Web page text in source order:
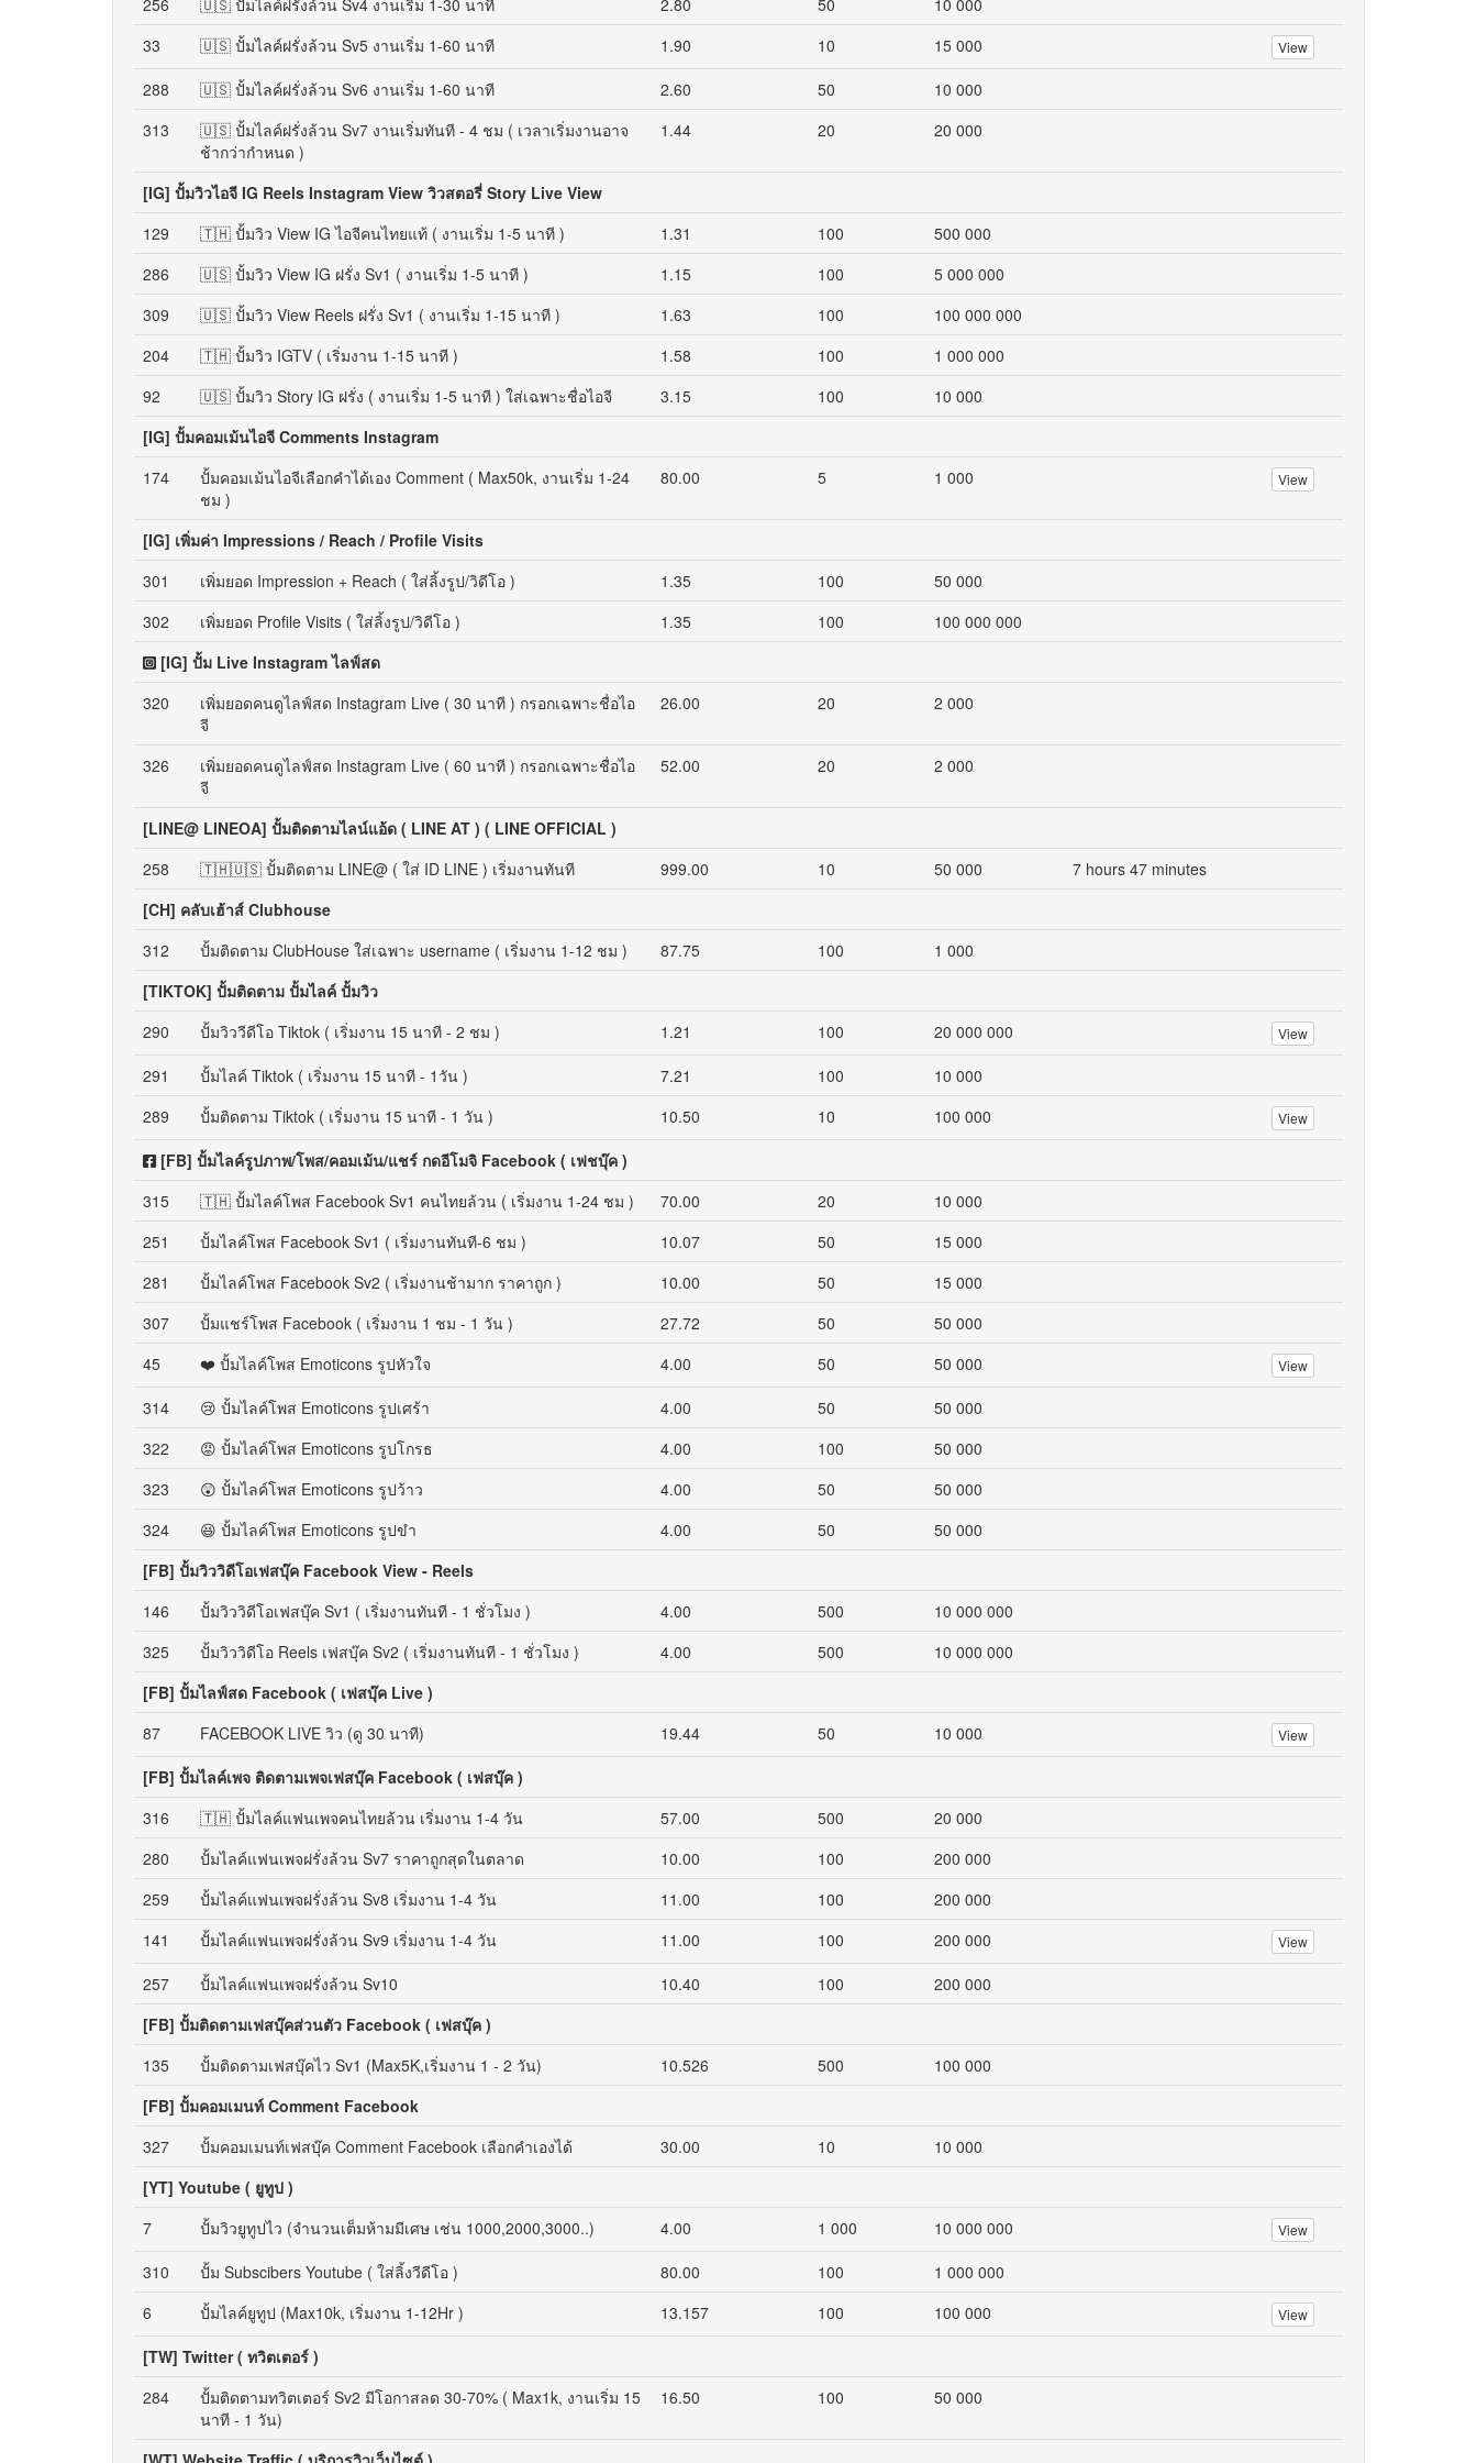
256
🇺🇸 ปั้มไลค์ฝรั่งล้วน Sv4 งานเริ่ม 1-30 นาที 2.80 50
10 000
33
🇺🇸 ปั้มไลค์ฝรั่งล้วน Sv5 งานเริ่ม 1-60 นาที 1.90 10 15 000 View
288 🇺🇸 ปั้มไลค์ฝรั่งล้วน Sv6 งานเริ่ม 1-60 นาที 2.60 50
10 000
313
🇺🇸 ปั้มไลค์ฝรั่งล้วน Sv7 งานเริ่มทันที - 4 ชม ( เวลาเริ่มงานอาจ
ช้ากว่ากำหนด )
1.44 20 20 000
[IG] ปั้มวิวไอจี IG Reels Instagram View วิวสตอรี่ Story Live View
129
🇹🇭 ปั้มวิว View IG ไอจีคนไทยแท้ ( งานเริ่ม 1-5 นาที ) 1.31 100
500 000
286
🇺🇸 ปั้มวิว View IG ฝรั่ง Sv1 ( งานเริ่ม 1-5 นาที ) 1.15 100
5 000 000
309
🇺🇸 ปั้มวิว View Reels ฝรั่ง Sv1 ( งานเริ่ม 1-15 นาที ) 1.63 100
100 000 000
204
🇹🇭 ปั้มวิว IGTV ( เริ่มงาน 1-15 นาที ) 1.58 100
1 000 000
92
🇺🇸 ปั้มวิว Story IG ฝรั่ง ( งานเริ่ม 1-5 นาที ) ใส่เฉพาะชื่อไอจี 3.15 100
10 000
[IG] ปั้มคอมเม้นไอจี Comments Instagram
174
ปั้มคอมเม้นไอจีเลือกคำได้เอง Comment ( Max50k, งานเริ่ม 1-24
ชม )
80.00 5 1 000 View
[IG] เพิ่มค่า Impressions / Reach / Profile Visits
301
เพิ่มยอด Impression + Reach ( ใส่ลิ้งรูป/วิดีโอ ) 1.35 100
50 000
302
เพิ่มยอด Profile Visits ( ใส่ลิ้งรูป/วิดีโอ ) 1.35 100
100 000 000
[IG] ปั้ม Live Instagram ไลฟ์สด
320
เพิ่มยอดคนดูไลฟ์สด Instagram Live ( 30 นาที ) กรอกเฉพาะชื่อไอ
จี
26.00 20 2 000
326
เพิ่มยอดคนดูไลฟ์สด Instagram Live ( 60 นาที ) กรอกเฉพาะชื่อไอ
จี
52.00 20 2 000
[LINE@ LINEOA] ปั้มติดตามไลน์แอ้ด ( LINE AT ) ( LINE OFFICIAL )
258
🇹🇭🇺🇸 ปั้มติดตาม LINE@ ( ใส่ ID LINE ) เริ่มงานทันที 999.00 10 50 000
7 hours 47 minutes
[CH] คลับเฮ้าส์ Clubhouse
312
ปั้มติดตาม ClubHouse ใส่เฉพาะ username ( เริ่มงาน 1-12 ชม ) 87.75 100
1 000
[TIKTOK] ปั้มติดตาม ปั้มไลค์ ปั้มวิว
290
ปั้มวิววีดีโอ Tiktok ( เริ่มงาน 15 นาที - 2 ชม ) 1.21 100 20 000 000 View
291 ปั้มไลค์ Tiktok ( เริ่มงาน 15 นาที - 1วัน ) 7.21 100
10 000
289
ปั้มติดตาม Tiktok ( เริ่มงาน 15 นาที - 1 วัน ) 10.50 10 100 000 View
[FB] ปั้มไลค์รูปภาพ/โพส/คอมเม้น/แชร์ กดอีโมจิ Facebook ( เฟชบุ๊ค )
315
🇹🇭 ปั้มไลค์โพส Facebook Sv1 คนไทยล้วน ( เริ่มงาน 1-24 ชม ) 70.00 20
10 000
251
ปั้มไลค์โพส Facebook Sv1 ( เริ่มงานทันที-6 ชม ) 10.07 50
15 000
281
ปั้มไลค์โพส Facebook Sv2 ( เริ่มงานช้ามาก ราคาถูก ) 10.00 50
15 000
307
ปั้มแชร์โพส Facebook ( เริ่มงาน 1 ชม - 1 วัน ) 27.72 50
50 000
45
❤️ ปั้มไลค์โพส Emoticons รูปหัวใจ 4.00 50 50 000 View
314 😢 ปั้มไลค์โพส Emoticons รูปเศร้า 4.00 50
50 000
322
😡 ปั้มไลค์โพส Emoticons รูปโกรธ 4.00 100
50 000
323
😲 ปั้มไลค์โพส Emoticons รูปว้าว 4.00 50
50 000
324
😆 ปั้มไลค์โพส Emoticons รูปขำ 4.00 50
50 000
[FB] ปั้มวิววิดีโอเฟสบุ๊ค Facebook View - Reels
146
ปั้มวิววิดีโอเฟสบุ๊ค Sv1 ( เริ่มงานทันที - 1 ชั่วโมง ) 4.00 500
10 000 000
325
ปั้มวิววิดีโอ Reels เฟสบุ๊ค Sv2 ( เริ่มงานทันที - 1 ชั่วโมง ) 4.00 500
10 000 000
[FB] ปั้มไลฟ์สด Facebook ( เฟสบุ๊ค Live )
87
FACEBOOK LIVE วิว (ดู 30 นาที) 19.44 50 10 000 View
[FB] ปั้มไลค์เพจ ติดตามเพจเฟสบุ๊ค Facebook ( เฟสบุ๊ค )
316
🇹🇭 ปั้มไลค์แฟนเพจคนไทยล้วน เริ่มงาน 1-4 วัน 57.00 500
20 000
280
ปั้มไลค์แฟนเพจฝรั่งล้วน Sv7 ราคาถูกสุดในตลาด 10.00 100
200 000
259
ปั้มไลค์แฟนเพจฝรั่งล้วน Sv8 เริ่มงาน 1-4 วัน 11.00 100
200 000
141
ปั้มไลค์แฟนเพจฝรั่งล้วน Sv9 เริ่มงาน 1-4 วัน 11.00 100 200 000 View
257 ปั้มไลค์แฟนเพจฝรั่งล้วน Sv10 10.40 100
200 000
[FB] ปั้มติดตามเฟสบุ๊คส่วนตัว Facebook ( เฟสบุ๊ค )
135
ปั้มติดตามเฟสบุ๊คไว Sv1 (Max5K,เริ่มงาน 1 - 2 วัน) 10.526 500
100 000
[FB] ปั้มคอมเมนท์ Comment Facebook
327
ปั้มคอมเมนท์เฟสบุ๊ค Comment Facebook เลือกคำเองได้ 30.00 10
10 000
[YT] Youtube ( ยูทูป )
7
ปั้มวิวยูทูปไว (จำนวนเต็มห้ามมีเศษ เช่น 1000,2000,3000..) 4.00 1 000 10 000 000 View
310 ปั้ม Subscibers Youtube ( ใส่ลิ้งวีดีโอ ) 80.00 100
1 000 000
6
ปั้มไลค์ยูทูป (Max10k, เริ่มงาน 1-12Hr ) 13.157 100 100 000 View
[TW] Twitter ( ทวิตเตอร์ )
284
ปั้มติดตามทวิตเตอร์ Sv2 มีโอกาสลด 30-70% ( Max1k, งานเริ่ม 15
นาที - 1 วัน)
16.50 100 50 000